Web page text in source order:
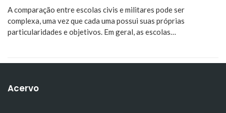
A comparação entre escolas civis e militares pode ser
complexa, uma vez que cada uma possui suas próprias
particularidades e objetivos. Em geral, as escolas…
Acervo